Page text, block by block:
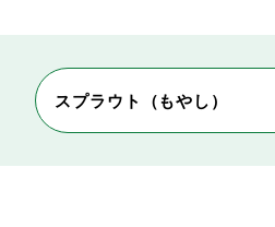
スプラウト（もやし）